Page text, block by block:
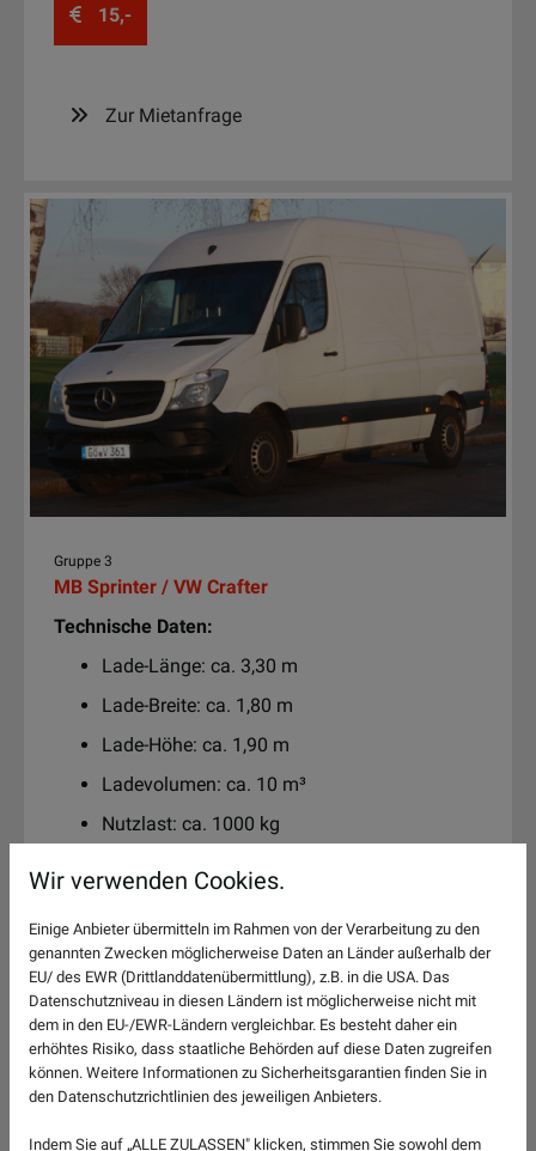
15,-
Zur Mietanfrage
Gruppe 3
MB Sprinter / VW Crafter
Technische Daten:
Lade-Länge: ca. 3,30 m
Lade-Breite: ca. 1,80 m
Lade-Höhe: ca. 1,90 m
Ladevolumen: ca. 10 m³
Nutzlast: ca. 1000 kg
70,-
72-Stunden-Pauschale inkl. 1200 km zzgl.
Kraftstoff
Wir verwenden Cookies.
Einige Anbieter übermitteln im Rahmen von der Verarbeitung zu den
genannten Zwecken möglicherweise Daten an Länder außerhalb der
EU/ des EWR (Drittlanddatenübermittlung), z.B. in die USA. Das
Datenschutzniveau in diesen Ländern ist möglicherweise nicht mit
dem in den EU-/EWR-Ländern vergleichbar. Es besteht daher ein
erhöhtes Risiko, dass staatliche Behörden auf diese Daten zugreifen
können. Weitere Informationen zu Sicherheitsgarantien finden Sie in
den Datenschutzrichtlinien des jeweiligen Anbieters.
Indem Sie auf „ALLE ZULASSEN" klicken, stimmen Sie sowohl dem